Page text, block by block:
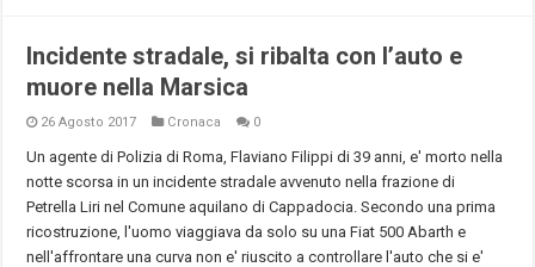
Incidente stradale, si ribalta con l’auto e
muore nella Marsica
26 Agosto 2017 Cronaca 0
Un agente di Polizia di Roma, Flaviano Filippi di 39 anni, e' morto nella
notte scorsa in un incidente stradale avvenuto nella frazione di
Petrella Liri nel Comune aquilano di Cappadocia. Secondo una prima
ricostruzione, l'uomo viaggiava da solo su una Fiat 500 Abarth e
nell'affrontare una curva non e' riuscito a controllare l'auto che si e'